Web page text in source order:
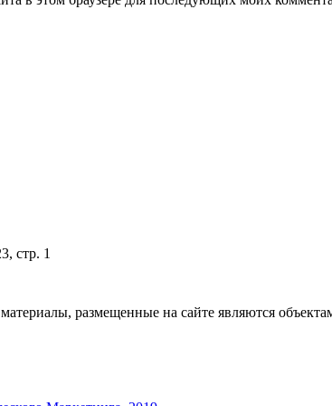
стр. 1
размещенные на сайте являются